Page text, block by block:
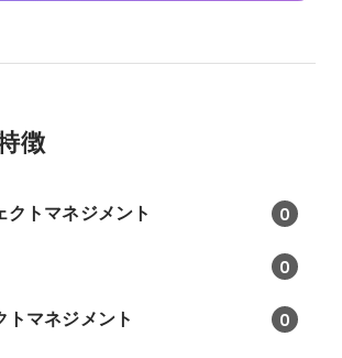
徴
クトマネジメント 0
0
トマネジメント 0